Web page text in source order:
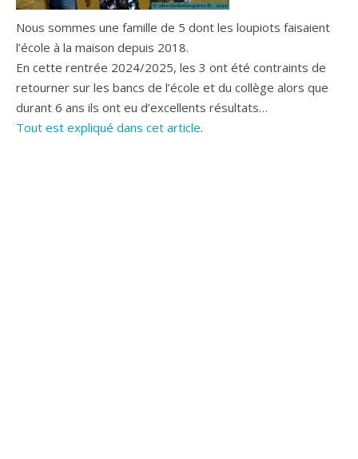
Nous sommes une famille de 5 dont les loupiots faisaient
l’école à la maison depuis 2018.
En cette rentrée 2024/2025, les 3 ont été contraints de
retourner sur les bancs de l’école et du collège alors que
durant 6 ans ils ont eu d’excellents résultats…
Tout est expliqué dans cet article.